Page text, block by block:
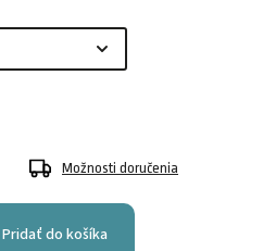
Možnosti doručenia
Pridať do košíka